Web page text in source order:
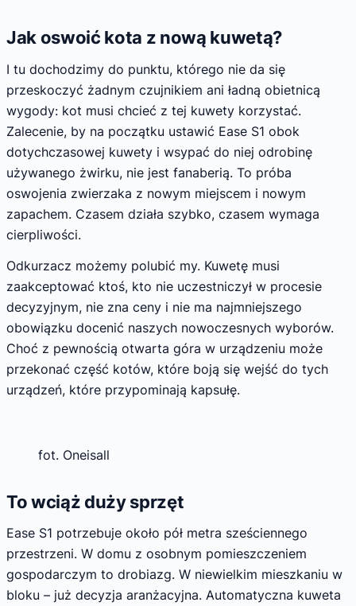
Jak oswoić kota z nową kuwetą?
I tu dochodzimy do punktu, którego nie da się
przeskoczyć żadnym czujnikiem ani ładną obietnicą
wygody: kot musi chcieć z tej kuwety korzystać.
Zalecenie, by na początku ustawić Ease S1 obok
dotychczasowej kuwety i wsypać do niej odrobinę
używanego żwirku, nie jest fanaberią. To próba
oswojenia zwierzaka z nowym miejscem i nowym
zapachem. Czasem działa szybko, czasem wymaga
cierpliwości.
Odkurzacz możemy polubić my. Kuwetę musi
zaakceptować ktoś, kto nie uczestniczył w procesie
decyzyjnym, nie zna ceny i nie ma najmniejszego
obowiązku docenić naszych nowoczesnych wyborów.
Choć z pewnością otwarta góra w urządzeniu może
przekonać część kotów, które boją się wejść do tych
urządzeń, które przypominają kapsułę.
fot. Oneisall
To wciąż duży sprzęt
Ease S1 potrzebuje około pół metra sześciennego
przestrzeni. W domu z osobnym pomieszczeniem
gospodarczym to drobiazg. W niewielkim mieszkaniu w
bloku – już decyzja aranżacyjna. Automatyczna kuweta